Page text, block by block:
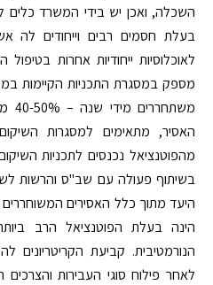
השכלה, ואכן יש בידי המשרד כלים
בעלת חסמים רבים וייחודים לה
לאוכלוסיות ייחודיות אחרות
האסיר, מתאימים למסגרות
בשיתוף פעולה עם שב"ס והרשות
היעד מתוך כלל האסירים המשוחררים
הינה בעלת הפוטנציאל הרב
הנורמטיבית. קביעת הקריטריונים
לאחר פילוח סוגי העבירות